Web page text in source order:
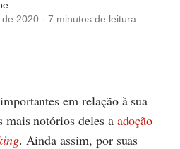
2020 - 7 minutos de leitura
em relação à sua
mais notórios deles a adoção
. Ainda assim, por suas